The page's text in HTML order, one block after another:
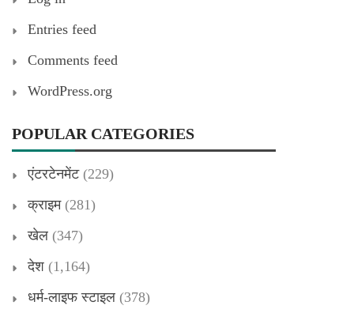
Entries feed
Comments feed
WordPress.org
POPULAR CATEGORIES
एंटरटेनमेंट(229)
क्राइम(281)
खेल (347)
देश (1,164)
धर्म-लाइफ स्टाइल (378)